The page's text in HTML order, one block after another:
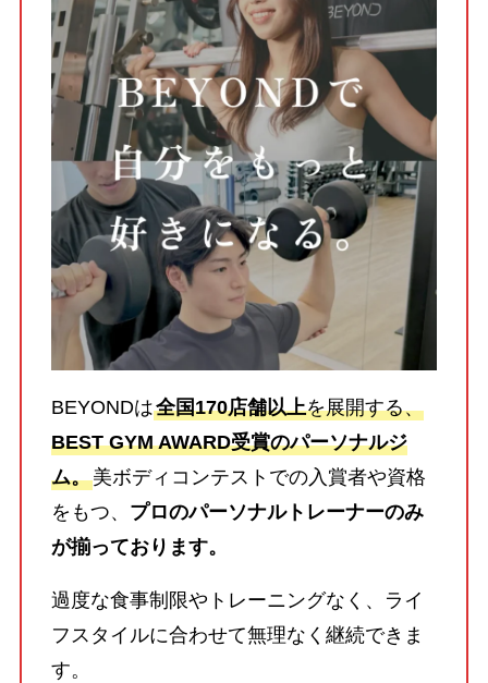
BEYONDは全国170店舗以上を展開する、
BEST GYM AWARD受賞のパーソナルジ
ム。美ボディコンテストでの入賞者や資格
をもつ、 プロのパーソナルトレーナーのみ
が揃っております。
過度な食事制限やトレーニングなく、ライ
フスタイルに合わせて無理なく継続できま
す。